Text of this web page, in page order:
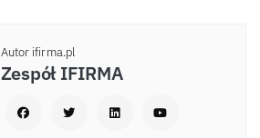
Autor ifirma.pl
Zespół IFIRMA